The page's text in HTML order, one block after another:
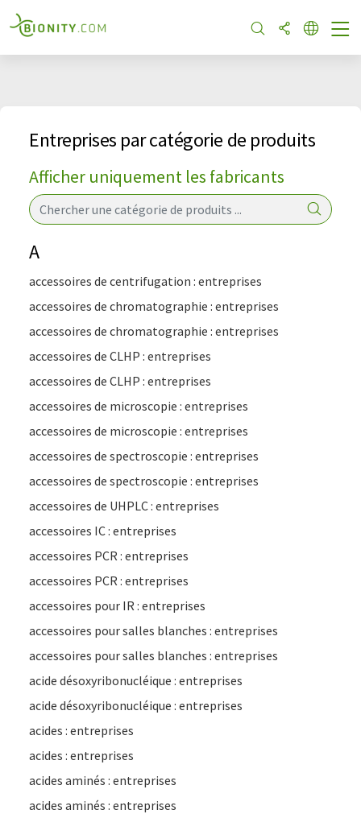
Entreprises par catégorie de produits
Afficher uniquement les fabricants
A
accessoires de centrifugation : entreprises
accessoires de chromatographie : entreprises
accessoires de chromatographie : entreprises
accessoires de CLHP : entreprises
accessoires de CLHP : entreprises
accessoires de microscopie : entreprises
accessoires de microscopie : entreprises
accessoires de spectroscopie : entreprises
accessoires de spectroscopie : entreprises
accessoires de UHPLC : entreprises
accessoires IC : entreprises
accessoires PCR : entreprises
accessoires PCR : entreprises
accessoires pour IR : entreprises
accessoires pour salles blanches : entreprises
accessoires pour salles blanches : entreprises
acide désoxyribonucléique : entreprises
acide désoxyribonucléique : entreprises
acides : entreprises
acides : entreprises
acides aminés : entreprises
acides aminés : entreprises